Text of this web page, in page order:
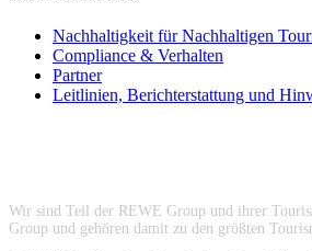
Nachhaltigkeit für Nachhaltigen
Compliance & Verhalten
Partner
Leitlinien, Berichterstattung und
Wir sind Teil der REWE Group und ihrer
Group und gehören damit zu den größten